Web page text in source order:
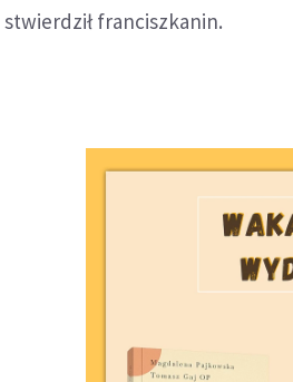
stwierdził franciszkanin.